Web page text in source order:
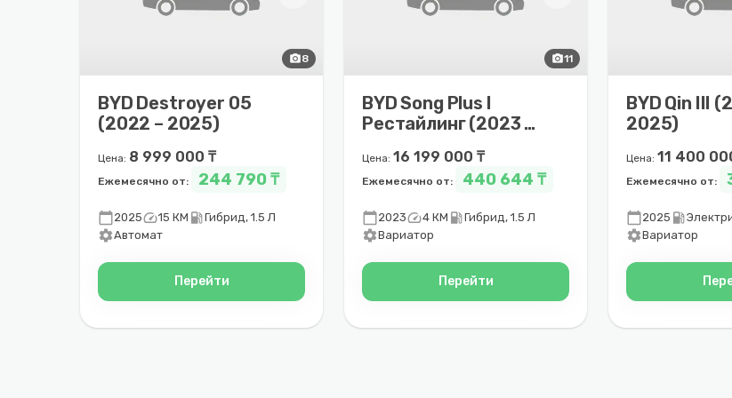
photo_camera8
BYD Destroyer 05
(2022 – 2025)
Цена: 8 999 000 ₸
Ежемесячно от: 244 790 ₸
calendar_today2025speed15 КМ local_gas_stationГибрид, 1.5 Л
settingsАвтомат
Перейти
photo_camera11
BYD Song Plus I
Рестайлинг (2023 –
Цена: 16 199 000 ₸
Ежемесячно от: 440 644 ₸
calendar_today2023speed4 КМ local_gas_stationГибрид, 1.5 Л
settingsВариатор
Перейти
BYD Qin III
2025)
Цена: 11 400
Ежемесячно от:
calendar_today2025 local_gas_station
settingsВариатор